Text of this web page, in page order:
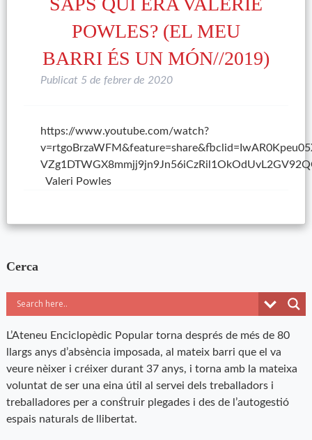
POWLES? (EL MEU
BARRI ÉS UN MÓN//2019)
Publicat 5 de febrer de 2020
https://www.youtube.com/watch?
Valeri Powles
Cerca
L’Ateneu Enciclopèdic Popular torna després de més de 80
llargs anys d’absència imposada, al mateix barri que el va
veure nèixer i créixer durant 37 anys, i torna amb la mateixa
voluntat de ser una eina útil al servei dels treballadors i
treballadores per a construir plegades i des de l’autogestió
espais naturals de llibertat.